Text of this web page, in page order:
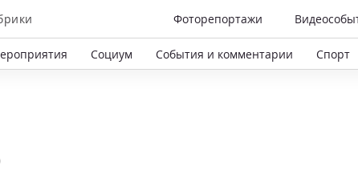
Фоторепортажи
Социум События и комментарии Спорт